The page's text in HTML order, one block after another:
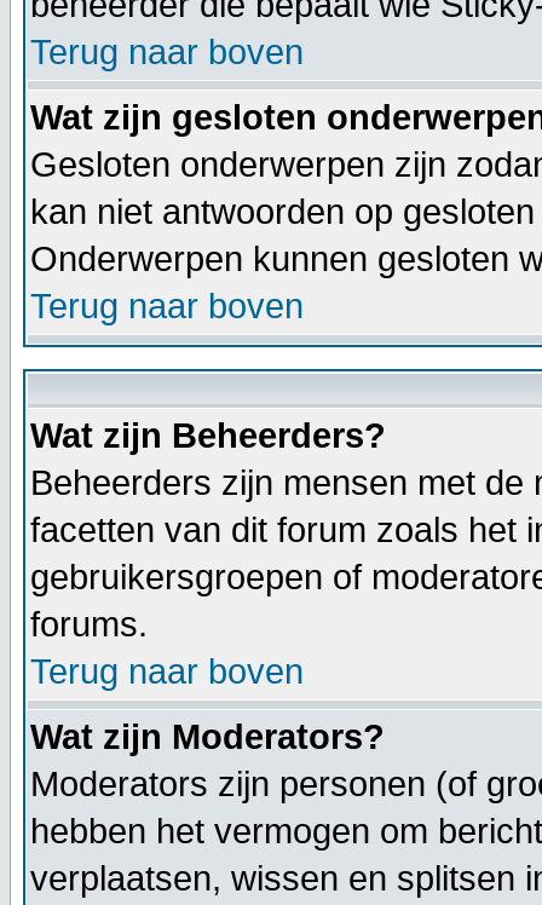
Terug naar boven
Wat zijn gesloten
Gesloten onderwerpen zijn
kan niet antwoorden op
Onderwerpen kunnen gesloten
Terug naar boven
Wat zijn Beheerders?
Beheerders zijn mensen met
facetten van dit forum zoals het
gebruikersgroepen of
forums.
Terug naar boven
Wat zijn Moderators?
Moderators zijn personen (of
hebben het vermogen om
verplaatsen, wissen en splitsen